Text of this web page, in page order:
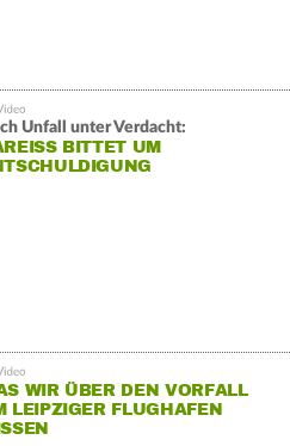
Unfall unter Verdacht:
BITTET UM E
WIR ÜBER DEN VORFALL
LEIPZIGER FLUGHAFEN